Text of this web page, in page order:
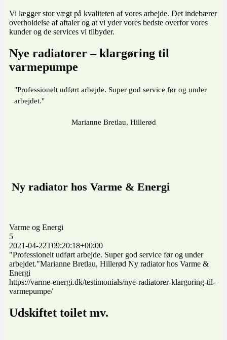
Vi lægger stor vægt på kvaliteten af vores arbejde. Det indebærer
overholdelse af aftaler og at vi yder vores bedste overfor vores
kunder og de services vi tilbyder.
Nye radiatorer – klargøring til
varmepumpe
"Professionelt udført arbejde. Super god service før og under
arbejdet."
Marianne Bretlau, Hillerød
Ny radiator hos Varme & Energi
Varme og Energi
5
2021-04-22T09:20:18+00:00
"Professionelt udført arbejde. Super god service før og under
arbejdet."Marianne Bretlau, Hillerød Ny radiator hos Varme &
Energi
https://varme-energi.dk/testimonials/nye-radiatorer-klargoring-til-
varmepumpe/
Udskiftet toilet mv.